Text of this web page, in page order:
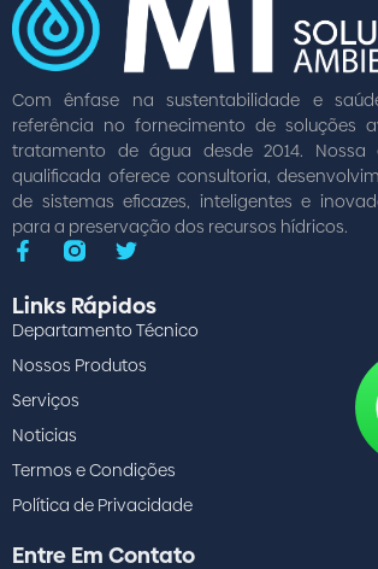
Com ênfase na sustentabilidade e
referência no fornecimento de soluções
tratamento de água desde 2014. Nossa
qualificada oferece consultoria,
de sistemas eficazes, inteligentes e
para a preservação dos recursos hídricos.
Links Rápidos
Departamento Técnico
Nossos Produtos
Serviços
Noticias
Termos e Condições
Política de Privacidade
Entre Em Contato